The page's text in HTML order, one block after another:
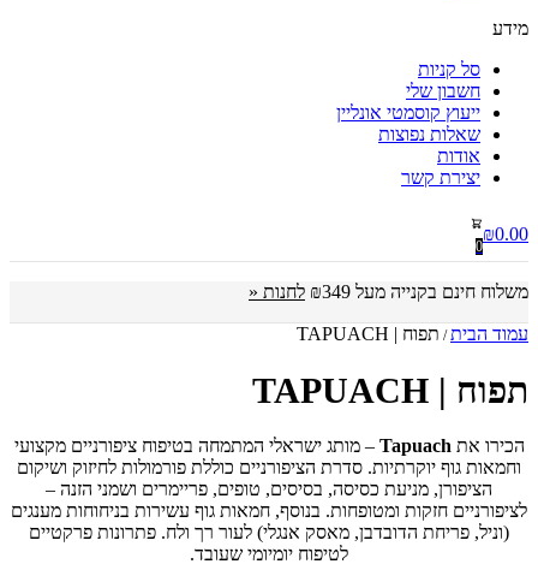
מידע
סל קניות
חשבון שלי
ייעוץ קוסמטי אונליין
שאלות נפוצות
אודות
יצירת קשר
₪0.00
0
משלוח חינם בקנייה מעל ₪349 לחנות «
עמוד הבית/ תפוח | TAPUACH
תפוח | TAPUACH
הכירו את Tapuach – מותג ישראלי המתמחה בטיפוח ציפורניים מקצועי
וחמאות גוף יוקרתיות. סדרת הציפורניים כוללת פורמולות לחיזוק ושיקום
הציפורן, מניעת כסיסה, בסיסים, טופים, פריימרים ושמני הזנה –
לציפורניים חזקות ומטופחות. בנוסף, חמאות גוף עשירות בניחוחות מענגים
(וניל, פריחת הדובדבן, מאסק אנגלי) לעור רך ולח. פתרונות פרקטיים
לטיפוח יומיומי שעובד.